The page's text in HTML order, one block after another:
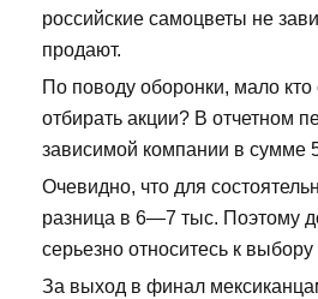
российские самоцветы не
продают.
По поводу оборонки, мало кто
отбирать акции? В отчетном
зависимой компании в сумме
Очевидно, что для
разница в 6—7 тыс. Поэтому
серьезно относитесь к
За выход в финал